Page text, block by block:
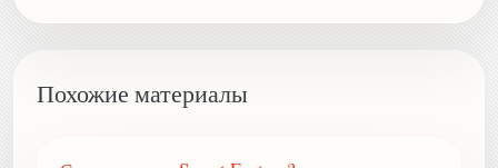
Похожие материалы